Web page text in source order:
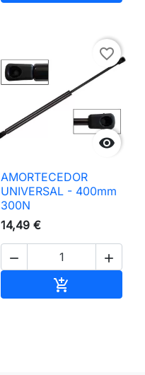

favorite_border
AMORTECEDOR
UNIVERSAL - 400mm
300N
14,49 €
 
